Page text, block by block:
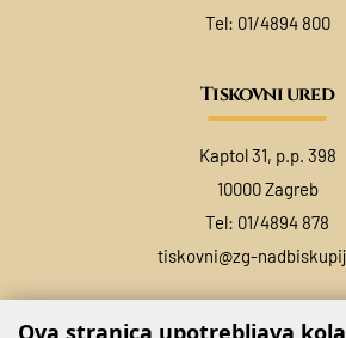
Tel: 01/4894 800
Tiskovni ured
Kaptol 31, p.p. 398
10000 Zagreb
Tel: 01/4894 878
tiskovni@zg-
Ova stranica upotrebljava